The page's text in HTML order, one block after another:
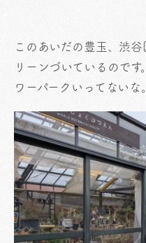
このあいだの豊玉、渋
リーンづいているので
ワーパークいってないな